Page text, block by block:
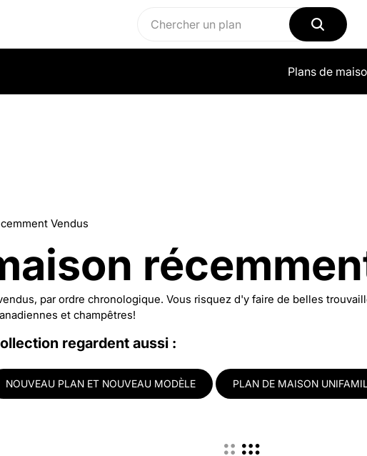
Plans de
Vendus
par ordre chronologique. Vous risquez d'y faire de belles
et champêtres!
regardent aussi :
NOUVEAU PLAN ET NOUVEAU MODÈLE PLAN DE MAISON